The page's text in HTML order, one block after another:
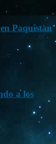
Paquistan
a los